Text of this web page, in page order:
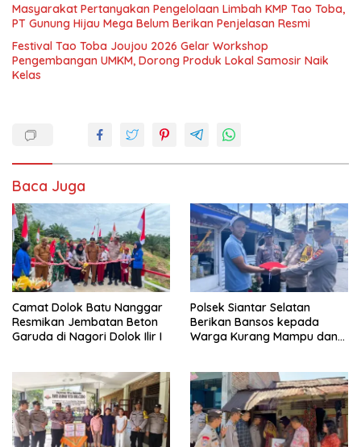
Masyarakat Pertanyakan Pengelolaan Limbah KMP Tao Toba,
PT Gunung Hijau Mega Belum Berikan Penjelasan Resmi
Festival Tao Toba Joujou 2026 Gelar Workshop
Pengembangan UMKM, Dorong Produk Lokal Samosir Naik
Kelas
Baca Juga
Camat Dolok Batu Nanggar
Resmikan Jembatan Beton
Garuda di Nagori Dolok Ilir I
Polsek Siantar Selatan
Berikan Bansos kepada
Warga Kurang Mampu dan